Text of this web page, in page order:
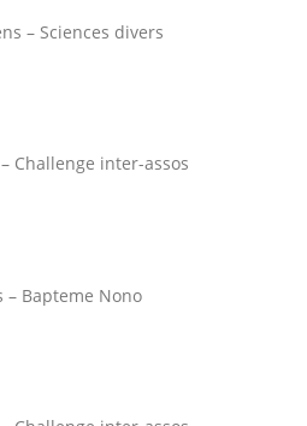
– Sciences divers
Challenge inter-assos
– Bapteme Nono